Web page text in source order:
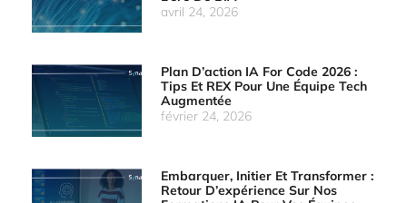
avril 24, 2026
Plan D’action IA For Code 2026 :
Tips Et REX Pour Une Équipe Tech
Augmentée
février 24, 2026
Embarquer, Initier Et Transformer :
Retour D’expérience Sur Nos